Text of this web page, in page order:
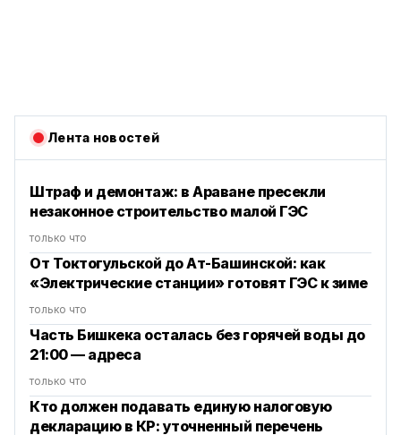
Лента новостей
Штраф и демонтаж: в Араване пресекли
незаконное строительство малой ГЭС
только что
От Токтогульской до Ат-Башинской: как
«Электрические станции» готовят ГЭС к зиме
только что
Часть Бишкека осталась без горячей воды до
21:00 — адреса
только что
Кто должен подавать единую налоговую
декларацию в КР: уточненный перечень